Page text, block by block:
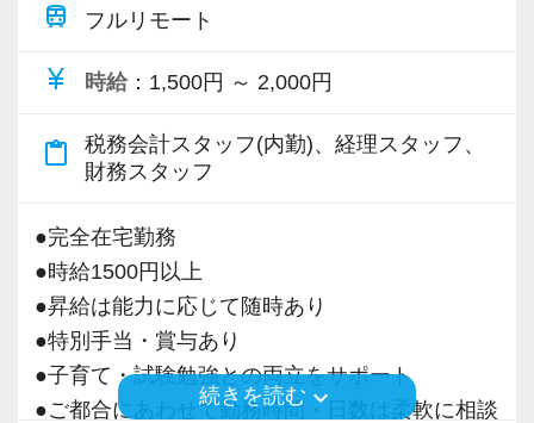
・書籍購入費／研修費は全額会社負担
・資格取得を目指す社員が多数
＜募集の背景＞
・事業拡大に伴う増員募集
・組織力強化に向けた採用
・将来の中核人材を募集
＜先輩スタッフの声＞
Q. 当事務所を選んだ理由は？
A. 幅広い業務を経験できる点に魅力を感じ、入
train フルリモート
currency_yen 時給 ：1,500円 ～ 2,000円
content_paste
税務会計スタッフ(内勤)、経理スタッフ、
財務スタッフ
●完全在宅勤務
●時給1500円以上
●昇給は能力に応じて随時あり
●特別手当・賞与あり
●子育て・試験勉強との両立をサポート
●ご都合にあわせて勤務時間・日数は柔軟に相談
続きを読む keyboard_arrow_down